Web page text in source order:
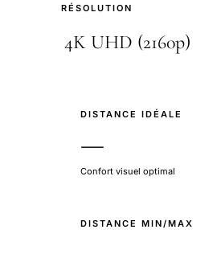
RÉSOLUTION
DISTANCE IDÉALE
—
Confort visuel optimal
DISTANCE MIN/MAX